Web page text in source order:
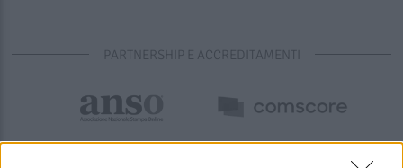
PARTNERSHIP E ACCREDITAMENTI